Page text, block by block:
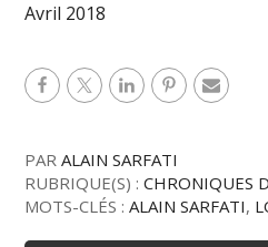
Avril 2018
PARALAIN SARFATI
RUBRIQUE(S) :CHRONIQUES
MOTS-CLÉS :ALAIN SARFATI,